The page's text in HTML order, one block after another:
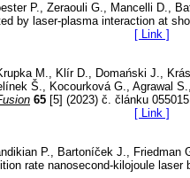
P., Zeraouli G., Mancelli
by laser-plasma interaction at
[ Link ]
M., Klír D., Domański J.,
Š., Kocourková G., Agrawal
65 [5] (2023) č. článku
[ Link ]
P., Bartoníček J.,
rate nanosecond-kilojoule laser